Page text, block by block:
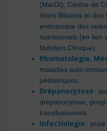
(MarDI), Centre de
Voies Biliaires et des
endoscopie des
nutritionnels (en lien
Nutrition Clinique).
Rhumatologie,
maladies auto-
pédiatriques.
Drépanocytose :
drépanocytose,
transfusionnels.
Infectiologie :